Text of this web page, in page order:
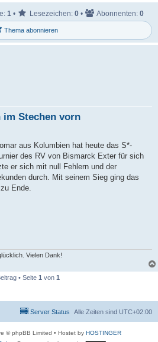
Thema abonnieren
1 • Lesezeichen: 0 • Abonnenten: 0
im Stechen vorn
aus Kolumbien hat heute das S*-
des RV von Bismarck Exter für sich
er sich mit null Fehlern und der
durch. Mit seinem Sieg ging das
Ende.
Vielen Dank!
• Seite 1 von 1
Alle Zeiten sind UTC+02:00
Server Status
© phpBB Limited • Hostet by HOSTINGER